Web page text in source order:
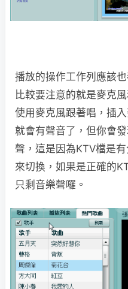
播放的操作工作列應該
比較要注意的就是麥克
使用麥克風跟著唱，插
就會有聲音了，但你會
聲，這是因為KTV檔是
來切換，如果是正確的
只剩音樂聲囉。